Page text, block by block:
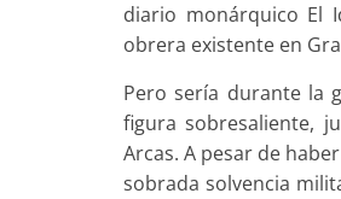
diario monárquico El
obrera existente en
Pero sería durante la
figura sobresaliente,
Arcas. A pesar de
sobrada solvencia